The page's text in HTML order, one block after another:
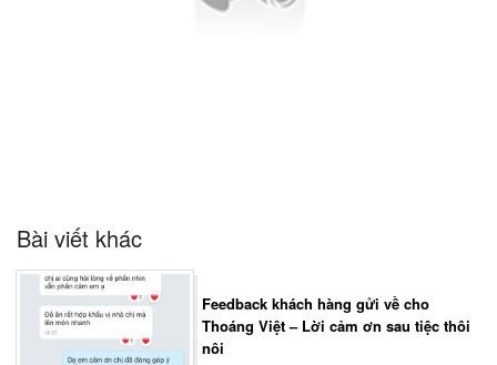
Bài viết khác
Feedback khách hàng gửi về cho
Thoáng Việt – Lời cảm ơn sau tiệc thôi
nôi